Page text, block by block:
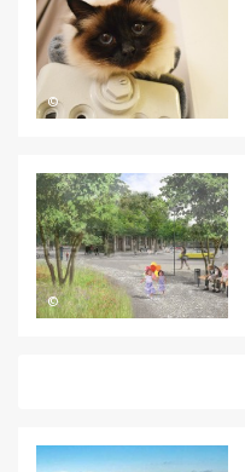
©
©